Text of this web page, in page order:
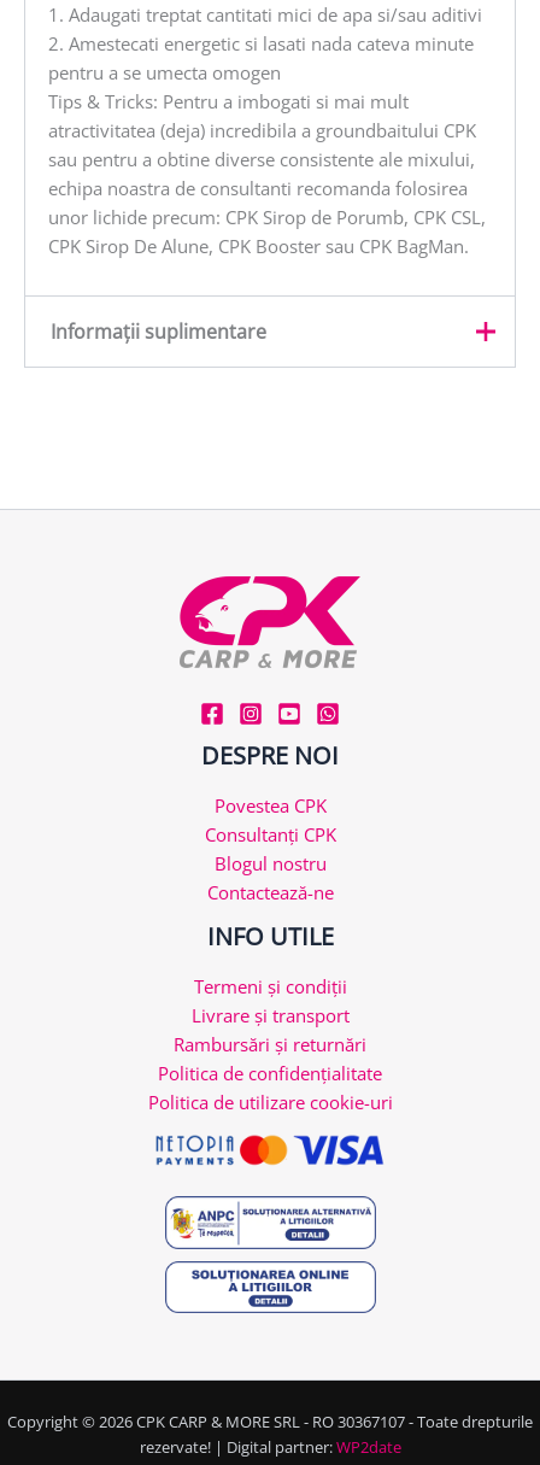
1. Adaugati treptat cantitati mici de apa si/sau aditivi
2. Amestecati energetic si lasati nada cateva minute
pentru a se umecta omogen
Tips & Tricks: Pentru a imbogati si mai mult
atractivitatea (deja) incredibila a groundbaitului CPK
sau pentru a obtine diverse consistente ale mixului,
echipa noastra de consultanti recomanda folosirea
unor lichide precum: CPK Sirop de Porumb, CPK CSL,
CPK Sirop De Alune, CPK Booster sau CPK BagMan.
Informații suplimentare
DESPRE NOI
Povestea CPK
Consultanți CPK
Blogul nostru
Contactează-ne
INFO UTILE
Termeni și condiții
Livrare și transport
Rambursări și returnări
Politica de confidențialitate
Politica de utilizare cookie-uri
Copyright © 2026 CPK CARP & MORE SRL - RO 30367107 - Toate drepturile
rezervate! | Digital partner:WP2date